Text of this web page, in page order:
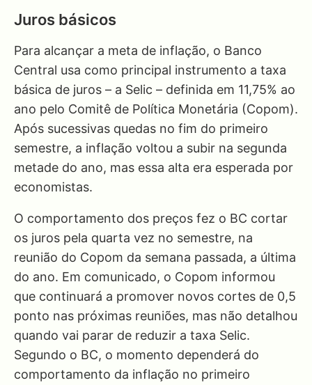
Juros básicos
Para alcançar a meta de inflação, o Banco
Central usa como principal instrumento a taxa
básica de juros – a Selic – definida em 11,75% ao
ano pelo Comitê de Política Monetária (Copom).
Após sucessivas quedas no fim do primeiro
semestre, a inflação voltou a subir na segunda
metade do ano, mas essa alta era esperada por
economistas.
O comportamento dos preços fez o BC cortar
os juros pela quarta vez no semestre, na
reunião do Copom da semana passada, a última
do ano. Em comunicado, o Copom informou
que continuará a promover novos cortes de 0,5
ponto nas próximas reuniões, mas não detalhou
quando vai parar de reduzir a taxa Selic.
Segundo o BC, o momento dependerá do
comportamento da inflação no primeiro